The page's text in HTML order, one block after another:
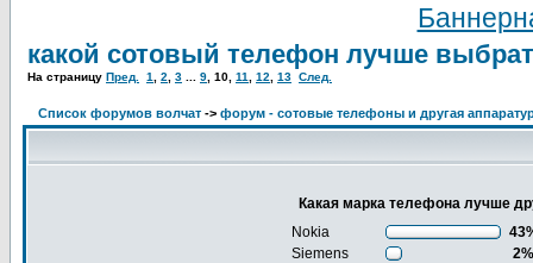
какой сотовый телефон лучше
На страницу Пред. 1 2 3 9 10 11 12 13 След.
Список форумов волчат -> форум - сотовые телефоны и другая
Какая марка телефона лучше
Nokia
Siemens